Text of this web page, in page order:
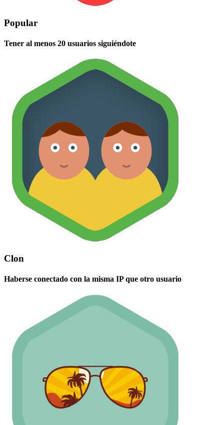
Popular
Tener al menos 20 usuarios siguiéndote
Clon
Haberse conectado con la misma IP que otro usuario